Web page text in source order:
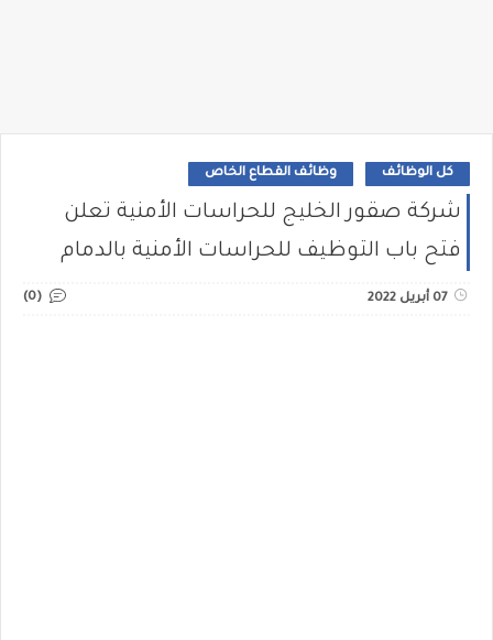
كل الوظائف وظائف القطاع الخاص
شركة صقور الخليج للحراسات الأمنية تعلن
فتح باب التوظيف للحراسات الأمنية بالدمام
07 أبريل 2022 (0)